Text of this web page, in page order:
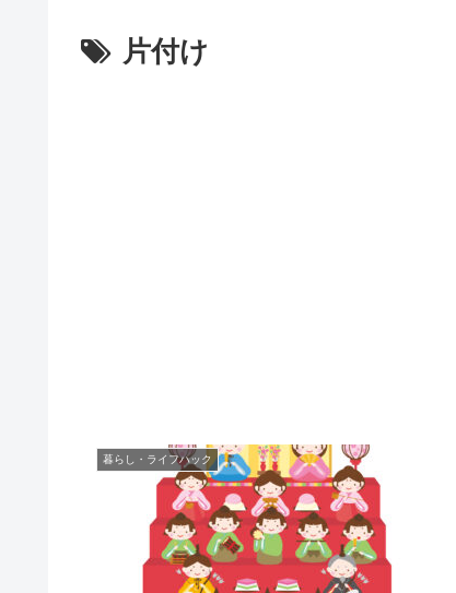
片付け
暮らし・ライフハック